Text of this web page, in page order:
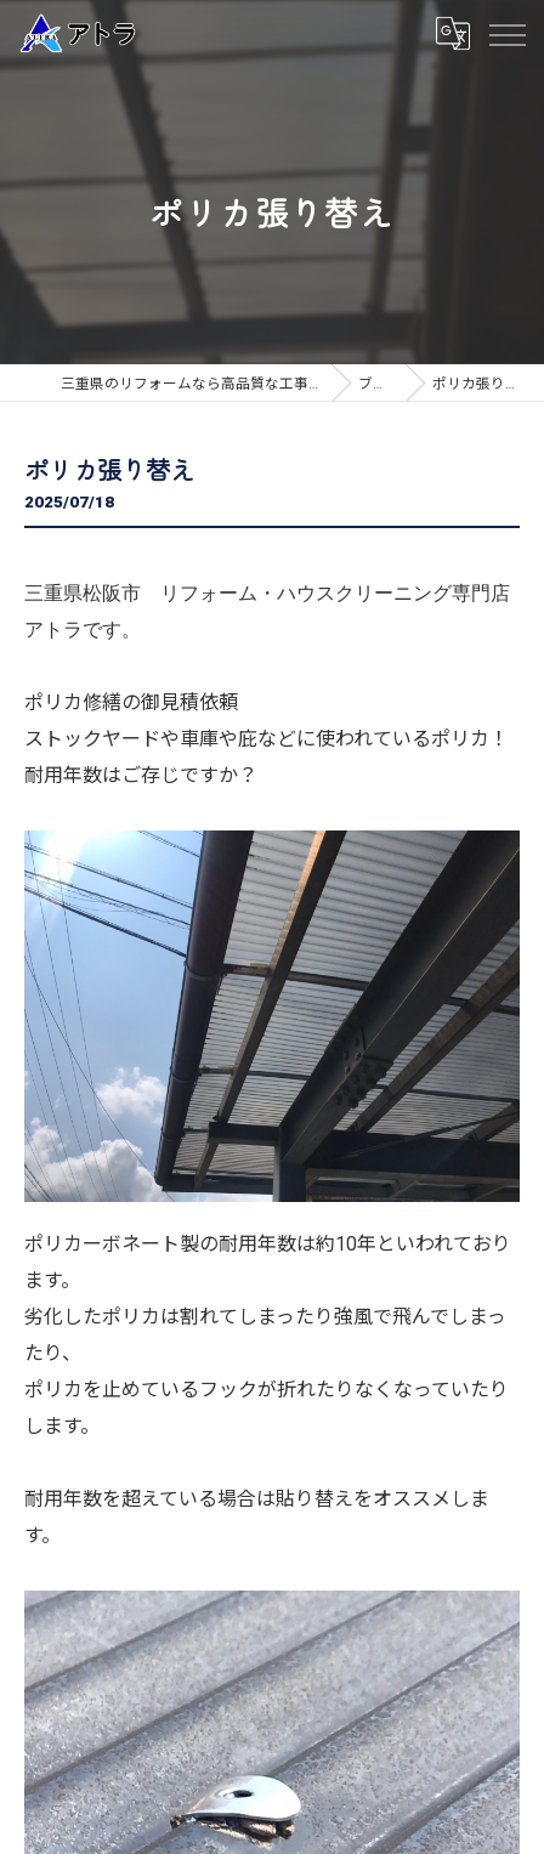
ポリカ張り替え
三重県のリフォームなら高品質な工事のアトラ ブログ ポリカ張り替え
ポリカ張り替え
2025/07/18
三重県松阪市 リフォーム・ハウスクリーニング専門店
アトラです。
ポリカ修繕の御見積依頼
ストックヤードや車庫や庇などに使われているポリカ！
耐用年数はご存じですか？
ポリカーボネート製の耐用年数は約10年といわれており
ます。
劣化したポリカは割れてしまったり強風で飛んでしまっ
たり、
ポリカを止めているフックが折れたりなくなっていたり
します。
耐用年数を超えている場合は貼り替えをオススメしま
す。